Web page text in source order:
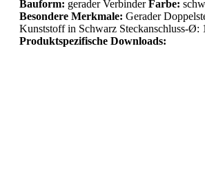
Bauform: gerader VerbinderFarbe:
Besondere Merkmale: Gerader
Kunststoff in Schwarz Steckanschluss-Ø:
Produktspezifische Downloads: